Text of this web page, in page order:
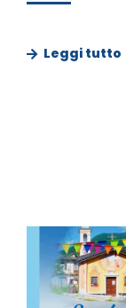
Leggi tutto